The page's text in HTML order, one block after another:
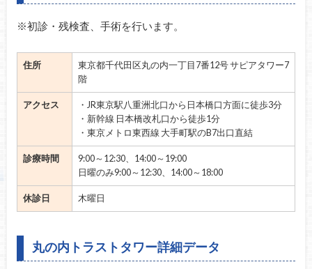
※初診・残検査、手術を行います。
住所
東京都千代田区丸の内一丁目7番12号 サピアタワー7
階
アクセス
・JR東京駅八重洲北口から日本橋口方面に徒歩3分
・新幹線 日本橋改札口から徒歩1分
・東京メトロ東西線 大手町駅のB7出口直結
診療時間
9:00～12:30、14:00～19:00
日曜のみ9:00～12:30、14:00～18:00
休診日 木曜日
丸の内トラストタワー詳細データ